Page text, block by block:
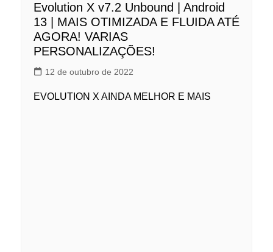
Evolution X v7.2 Unbound | Android
13 | MAIS OTIMIZADA E FLUIDA ATÉ
AGORA! VARIAS
PERSONALIZAÇÕES!
12 de outubro de 2022
EVOLUTION X AINDA MELHOR E MAIS